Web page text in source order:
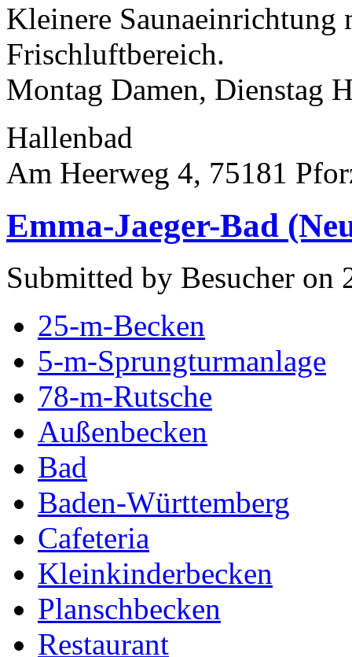
Kleinere Saunaeinrichtung
Frischluftbereich.
Montag Damen, Dienstag
Hallenbad
Am Heerweg 4, 75181
Emma-Jaeger-Bad
Submitted by Besucher on
25-m-Becken
5-m-Sprungturmanlage
78-m-Rutsche
Außenbecken
Bad
Baden-Württemberg
Cafeteria
Kleinkinderbecken
Planschbecken
Restaurant